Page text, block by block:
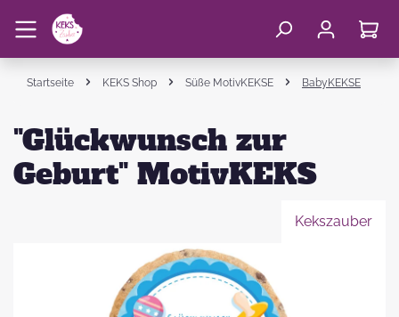
Startseite KEKS Shop Süße MotivKEKSE BabyKEKSE
"Glückwunsch zur
Geburt" MotivKEKS
Kekszauber